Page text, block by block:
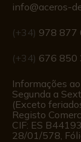
info@aceros-
(+34) 978 877
(+34) 676 850
Informações
Segunda a
(Exceto
Registo
CIF: ES
28/01/578,